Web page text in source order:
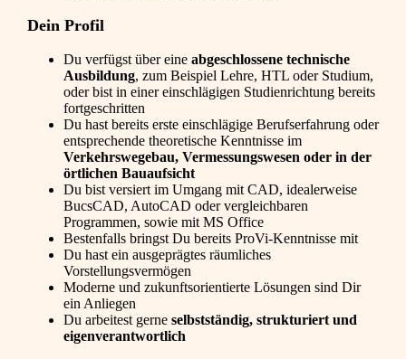
Dein Profil
Du verfügst über eine abgeschlossene technische
Ausbildung, zum Beispiel Lehre, HTL oder Studium,
oder bist in einer einschlägigen Studienrichtung bereits
fortgeschritten
Du hast bereits erste einschlägige Berufserfahrung oder
entsprechende theoretische Kenntnisse im
Verkehrswegebau, Vermessungswesen oder in der
örtlichen Bauaufsicht
Du bist versiert im Umgang mit CAD, idealerweise
BucsCAD, AutoCAD oder vergleichbaren
Programmen, sowie mit MS Office
Bestenfalls bringst Du bereits ProVi-Kenntnisse mit
Du hast ein ausgeprägtes räumliches
Vorstellungsvermögen
Moderne und zukunftsorientierte Lösungen sind Dir
ein Anliegen
Du arbeitest gerne selbstständig, strukturiert und
eigenverantwortlich